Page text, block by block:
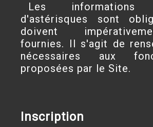
Les informations
d'astérisques sont
doivent
fournies. Il s'agit de
nécessaires aux
proposées par le Site.
Inscription